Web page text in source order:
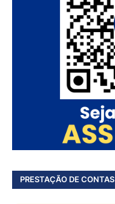
PRESTAÇÃO DE CONTAS